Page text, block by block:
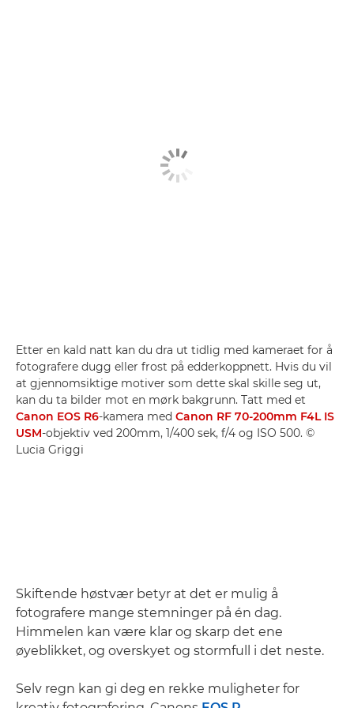
Etter en kald natt kan du dra ut tidlig med kameraet for å
fotografere dugg eller frost på edderkoppnett. Hvis du vil
at gjennomsiktige motiver som dette skal skille seg ut,
kan du ta bilder mot en mørk bakgrunn. Tatt med et
Canon EOS R6-kamera med Canon RF 70-200mm F4L IS
USM-objektiv ved 200mm, 1/400 sek, f/4 og ISO 500. ©
Lucia Griggi
Skiftende høstvær betyr at det er mulig å
fotografere mange stemninger på én dag.
Himmelen kan være klar og skarp det ene
øyeblikket, og overskyet og stormfull i det neste.
Selv regn kan gi deg en rekke muligheter for